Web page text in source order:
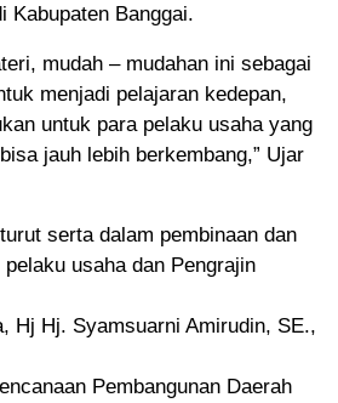
Kabupaten Banggai.
mudah – mudahan ini sebagai
menjadi pelajaran kedepan,
untuk para pelaku usaha yang
jauh lebih berkembang,” Ujar
serta dalam pembinaan dan
usaha dan Pengrajin
Hj Hj. Syamsuarni Amirudin, SE.,
Pembangunan Daerah